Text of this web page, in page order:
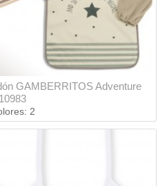
GAMBERRITOS Adventure
10983
2